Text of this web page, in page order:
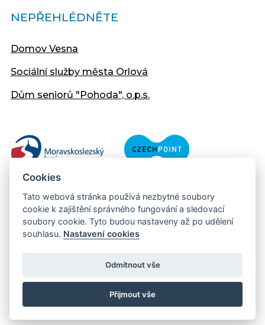
NEPŘEHLÉDNĚTE
Domov Vesna
Sociální služby města Orlová
Dům seniorů "Pohoda", o.p.s.
Copyright © 2013 - 2026 Městský úřad Orlová
Cookies
Tato webová stránka používá nezbytné soubory
cookie k zajištění správného fungování a sledovací
soubory cookie. Tyto budou nastaveny až po udělení
souhlasu. Nastavení cookies
Odmítnout vše
Přijmout vše